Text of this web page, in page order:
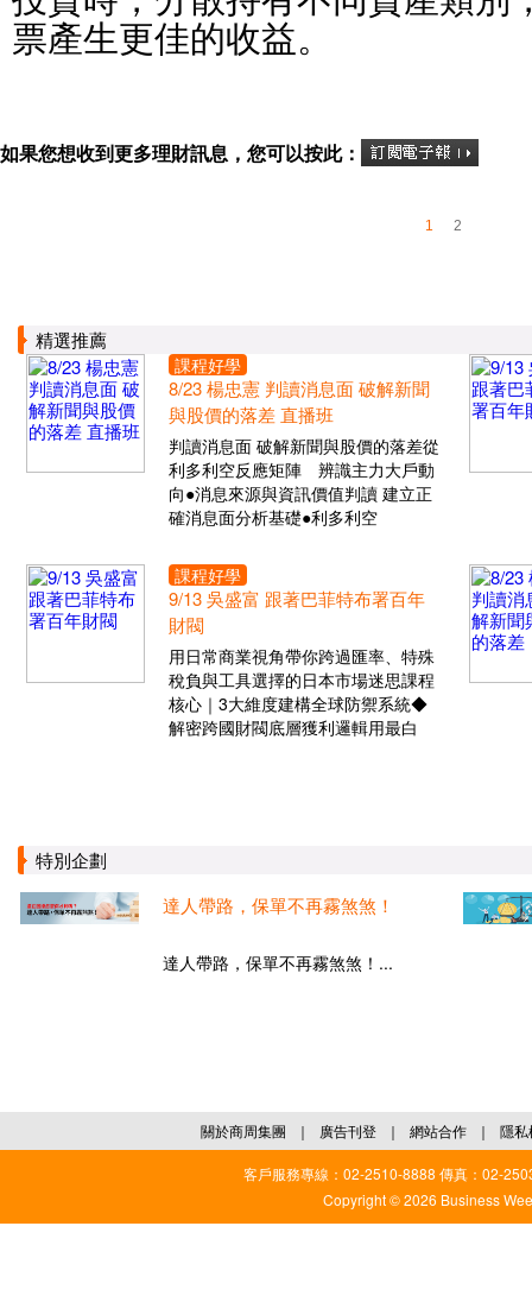
票產生更佳的收益。
如果您想收到更多理財訊息，您可以按此：
1 2
精選推薦
課程好學
8/23 楊忠憲 判讀消息面 破解新聞
與股價的落差 直播班
判讀消息面 破解新聞與股價的落差從
利多利空反應矩陣 辨識主力大戶動
向●消息來源與資訊價值判讀 建立正
確消息面分析基礎●利多利空
課程好學
9/13 吳盛富 跟著巴菲特布署百年
財閥
用日常商業視角帶你跨過匯率、特殊
稅負與工具選擇的日本市場迷思課程
核心｜3大維度建構全球防禦系統◆
解密跨國財閥底層獲利邏輯用最白
特別企劃
達人帶路，保單不再霧煞煞！
達人帶路，保單不再霧煞煞！...
關於商周集團 ｜ 廣告刊登 ｜ 網站合作 ｜ 隱私
客戶服務專線：02-2510-8888 傳真：02-
Copyright © 2026 Business